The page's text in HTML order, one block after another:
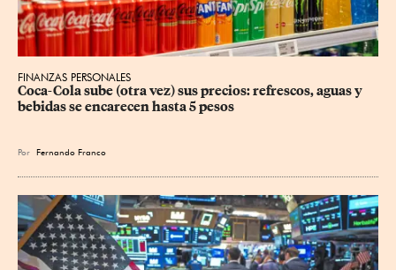
FINANZAS PERSONALES
Coca-Cola sube (otra vez) sus precios: refrescos, aguas y
bebidas se encarecen hasta 5 pesos
Por Fernando Franco